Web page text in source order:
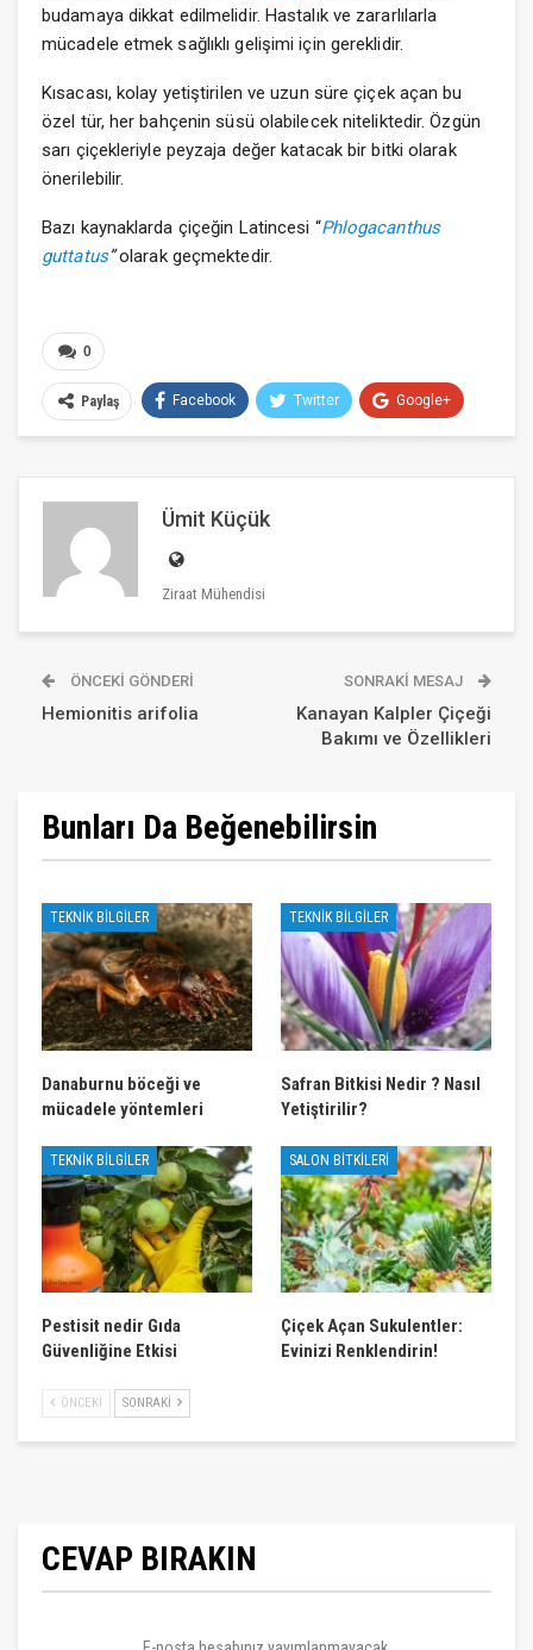
budamaya dikkat edilmelidir. Hastalık ve zararlılarla
mücadele etmek sağlıklı gelişimi için gereklidir.
Kısacası, kolay yetiştirilen ve uzun süre çiçek açan bu
özel tür, her bahçenin süsü olabilecek niteliktedir. Özgün
sarı çiçekleriyle peyzaja değer katacak bir bitki olarak
önerilebilir.
Bazı kaynaklarda çiçeğin Latincesi “Phlogacanthus
guttatus”olarak geçmektedir.
0
Paylaş Facebook Twitter Google+
Ümit Küçük
Ziraat Mühendisi
ÖNCEKI GÖNDERI
Hemionitis arifolia
SONRAKI MESAJ
Kanayan Kalpler Çiçeği
Bakımı ve Özellikleri
Bunları Da Beğenebilirsin
TEKNIK BILGILER
Danaburnu böceği ve
mücadele yöntemleri
TEKNIK BILGILER
Safran Bitkisi Nedir ? Nasıl
Yetiştirilir?
TEKNIK BILGILER
Pestisit nedir Gıda
Güvenliğine Etkisi
SALON BITKILERI
Çiçek Açan Sukulentler:
Evinizi Renklendirin!
ÖNCEKI SONRAKI
CEVAP BIRAKIN